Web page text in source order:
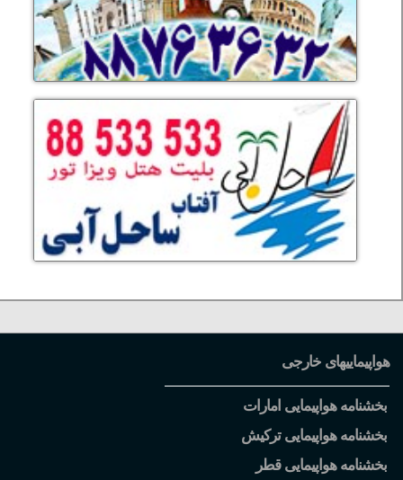
هواپیماییهای خارجی
بخشنامه هواپیمایی امارات
بخشنامه هواپیمایی ترکیش
بخشنامه هواپیمایی قطر